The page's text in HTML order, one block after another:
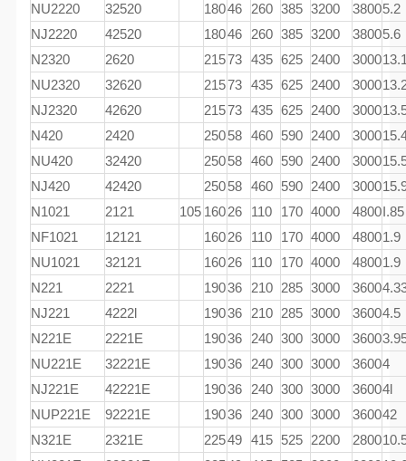
NU2220
32520 18046 260 385 3200 38005.2
NJ2220
42520 18046 260 385 3200 38005.6
N2320
2620 21573 435 625 2400 3000
NU2320
32620 21573 435 625 2400 3000
NJ2320
42620 21573 435 625 2400 3000
N420
2420 25058 460 590 2400 3000
NU420
32420 25058 460 590 2400 3000
NJ420
42420 25058 460 590 2400 3000
N1021
2121 105 16026 110 170 4000 4800I.85
NF1021
12121 16026 110 170 4000 48001.9
NU1021
32121 16026 110 170 4000 48001.9
N221
2221 19036 210 285 3000 3600
NJ221
4222l 19036 210 285 3000 36004.5
N221E
2221E 19036 240 300 3000 3600
NU221E
32221E 19036 240 300 3000 36004
NJ221E
42221E 19036 240 300 3000 36004l
NUP221E
92221E 19036 240 300 3000 360042
N321E
2321E 22549 415 525 2200 2800